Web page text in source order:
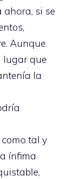
ahora, si se
Aunque
lugar que
la
tal y
ínfima